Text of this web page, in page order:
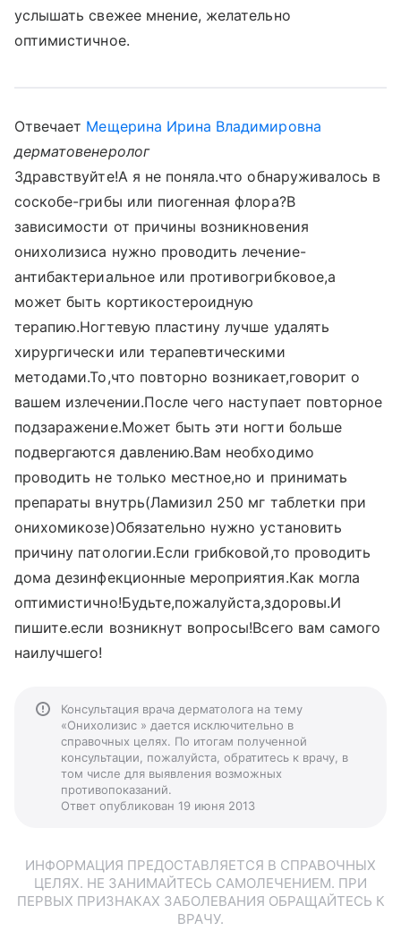
услышать свежее мнение, желательно
оптимистичное.
Отвечает Мещерина Ирина Владимировна
дерматовенеролог
Здравствуйте!А я не поняла.что обнаруживалось в
соскобе-грибы или пиогенная флора?В
зависимости от причины возникновения
онихолизиса нужно проводить лечение-
антибактериальное или противогрибковое,а
может быть кортикостероидную
терапию.Ногтевую пластину лучше удалять
хирургически или терапевтическими
методами.То,что повторно возникает,говорит о
вашем излечении.После чего наступает повторное
подзаражение.Может быть эти ногти больше
подвергаются давлению.Вам необходимо
проводить не только местное,но и принимать
препараты внутрь(Ламизил 250 мг таблетки при
онихомикозе)Обязательно нужно установить
причину патологии.Если грибковой,то проводить
дома дезинфекционные мероприятия.Как могла
оптимистично!Будьте,пожалуйста,здоровы.И
пишите.если возникнут вопросы!Всего вам самого
наилучшего!
Консультация врача дерматолога на тему
«Онихолизис » дается исключительно в
справочных целях. По итогам полученной
консультации, пожалуйста, обратитесь к врачу, в
том числе для выявления возможных
противопоказаний.
Ответ опубликован 19 июня 2013
ИНФОРМАЦИЯ ПРЕДОСТАВЛЯЕТСЯ В СПРАВОЧНЫХ
ЦЕЛЯХ. НЕ ЗАНИМАЙТЕСЬ САМОЛЕЧЕНИЕМ. ПРИ
ПЕРВЫХ ПРИЗНАКАХ ЗАБОЛЕВАНИЯ ОБРАЩАЙТЕСЬ К
ВРАЧУ.